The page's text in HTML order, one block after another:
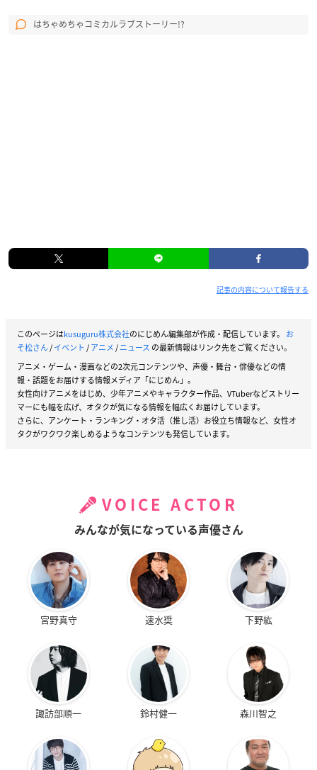
はちゃめちゃコミカルラブストーリー!?
記事の内容について報告する
このページはkusuguru株式会社のにじめん編集部が作成・配信しています。 お
そ松さん/イベント /アニメ/ニュース の最新情報はリンク先をご覧ください。
アニメ・ゲーム・漫画などの2次元コンテンツや、声優・舞台・俳優などの情
報・話題をお届けする情報メディア「にじめん」。
女性向けアニメをはじめ、少年アニメやキャラクター作品、VTuberなどストリー
マーにも幅を広げ、オタクが気になる情報を幅広くお届けしています。
さらに、アンケート・ランキング・オタ活（推し活）お役立ち情報など、女性オ
タクがワクワク楽しめるようなコンテンツも発信しています。
VOICE ACTOR
みんなが気になっている声優さん
宮野真守 速水奨 下野紘
諏訪部順一 鈴村健一 森川智之